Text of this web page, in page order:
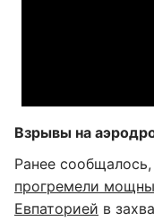
Взрывы на
Ранее
прогремели
Евпаторией в